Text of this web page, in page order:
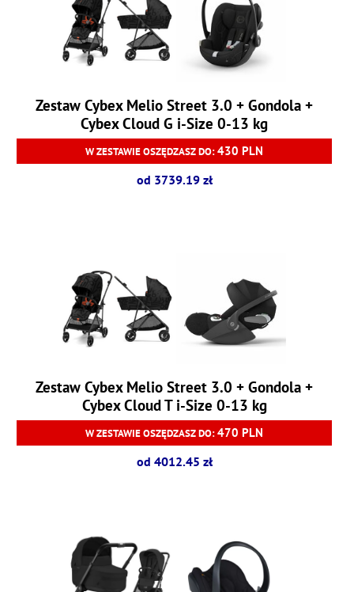
Zestaw Cybex Melio Street 3.0 + Gondola +
Cybex Cloud G i-Size 0-13 kg
W ZESTAWIE OSZĘDZASZ DO:430 PLN
od 3739.19 zł
Zestaw Cybex Melio Street 3.0 + Gondola +
Cybex Cloud T i-Size 0-13 kg
W ZESTAWIE OSZĘDZASZ DO:470 PLN
od 4012.45 zł